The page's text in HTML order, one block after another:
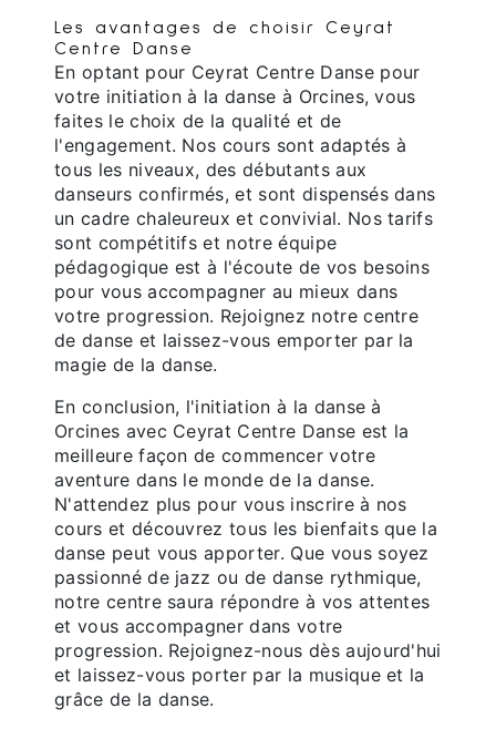
Les avantages de choisir Ceyrat
Centre Danse
En optant pour Ceyrat Centre Danse pour
votre initiation à la danse à Orcines, vous
faites le choix de la qualité et de
l'engagement. Nos cours sont adaptés à
tous les niveaux, des débutants aux
danseurs confirmés, et sont dispensés dans
un cadre chaleureux et convivial. Nos tarifs
sont compétitifs et notre équipe
pédagogique est à l'écoute de vos besoins
pour vous accompagner au mieux dans
votre progression. Rejoignez notre centre
de danse et laissez-vous emporter par la
magie de la danse.
En conclusion, l'initiation à la danse à
Orcines avec Ceyrat Centre Danse est la
meilleure façon de commencer votre
aventure dans le monde de la danse.
N'attendez plus pour vous inscrire à nos
cours et découvrez tous les bienfaits que la
danse peut vous apporter. Que vous soyez
passionné de jazz ou de danse rythmique,
notre centre saura répondre à vos attentes
et vous accompagner dans votre
progression. Rejoignez-nous dès aujourd'hui
et laissez-vous porter par la musique et la
grâce de la danse.